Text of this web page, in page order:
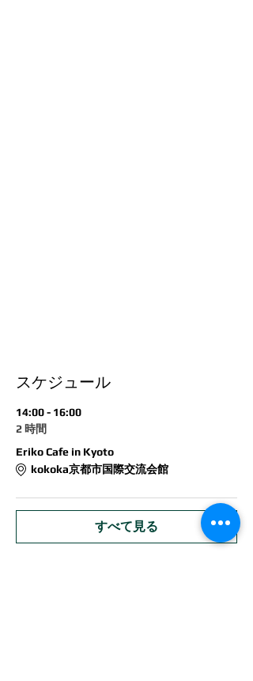
スケジュール
14:00 - 16:00
2 時間
Eriko Cafe in Kyoto
kokoka京都市国際交流会館
すべて見る